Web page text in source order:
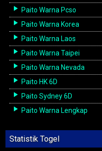
Paito Warna Pcso
Paito Warna Korea
Paito Warna Laos
Paito Warna Taipei
Paito Warna Nevada
Paito HK 6D
Paito Sydney 6D
Paito Warna Lengkap
Statistik Togel